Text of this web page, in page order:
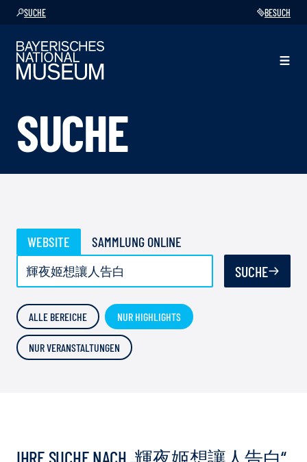
SUCHE BESUCH
SUCHE
WEBSITE SAMMLUNG ONLINE
SUCHE
ALLE BEREICHE NUR HIGHLIGHTS
NUR VERANSTALTUNGEN
IHRE SUCHE NACH „輝夜姬想讓人告白“